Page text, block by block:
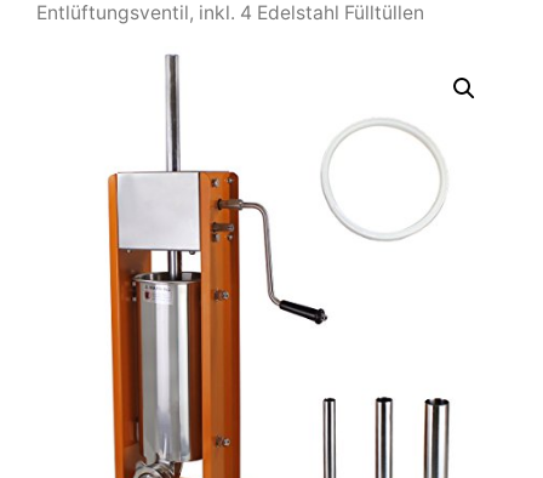
Entlüftungsventil, inkl. 4 Edelstahl Fülltüllen